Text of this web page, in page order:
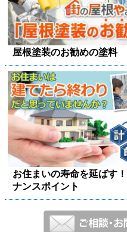
屋根塗装のお勧めの塗料
お住まいの寿命を延ばす
ナンスポイント